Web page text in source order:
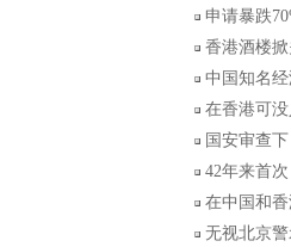
申请暴跌
香港酒楼
中国知名
在香港可
国安审查
42年来首
在中国和
无视北京